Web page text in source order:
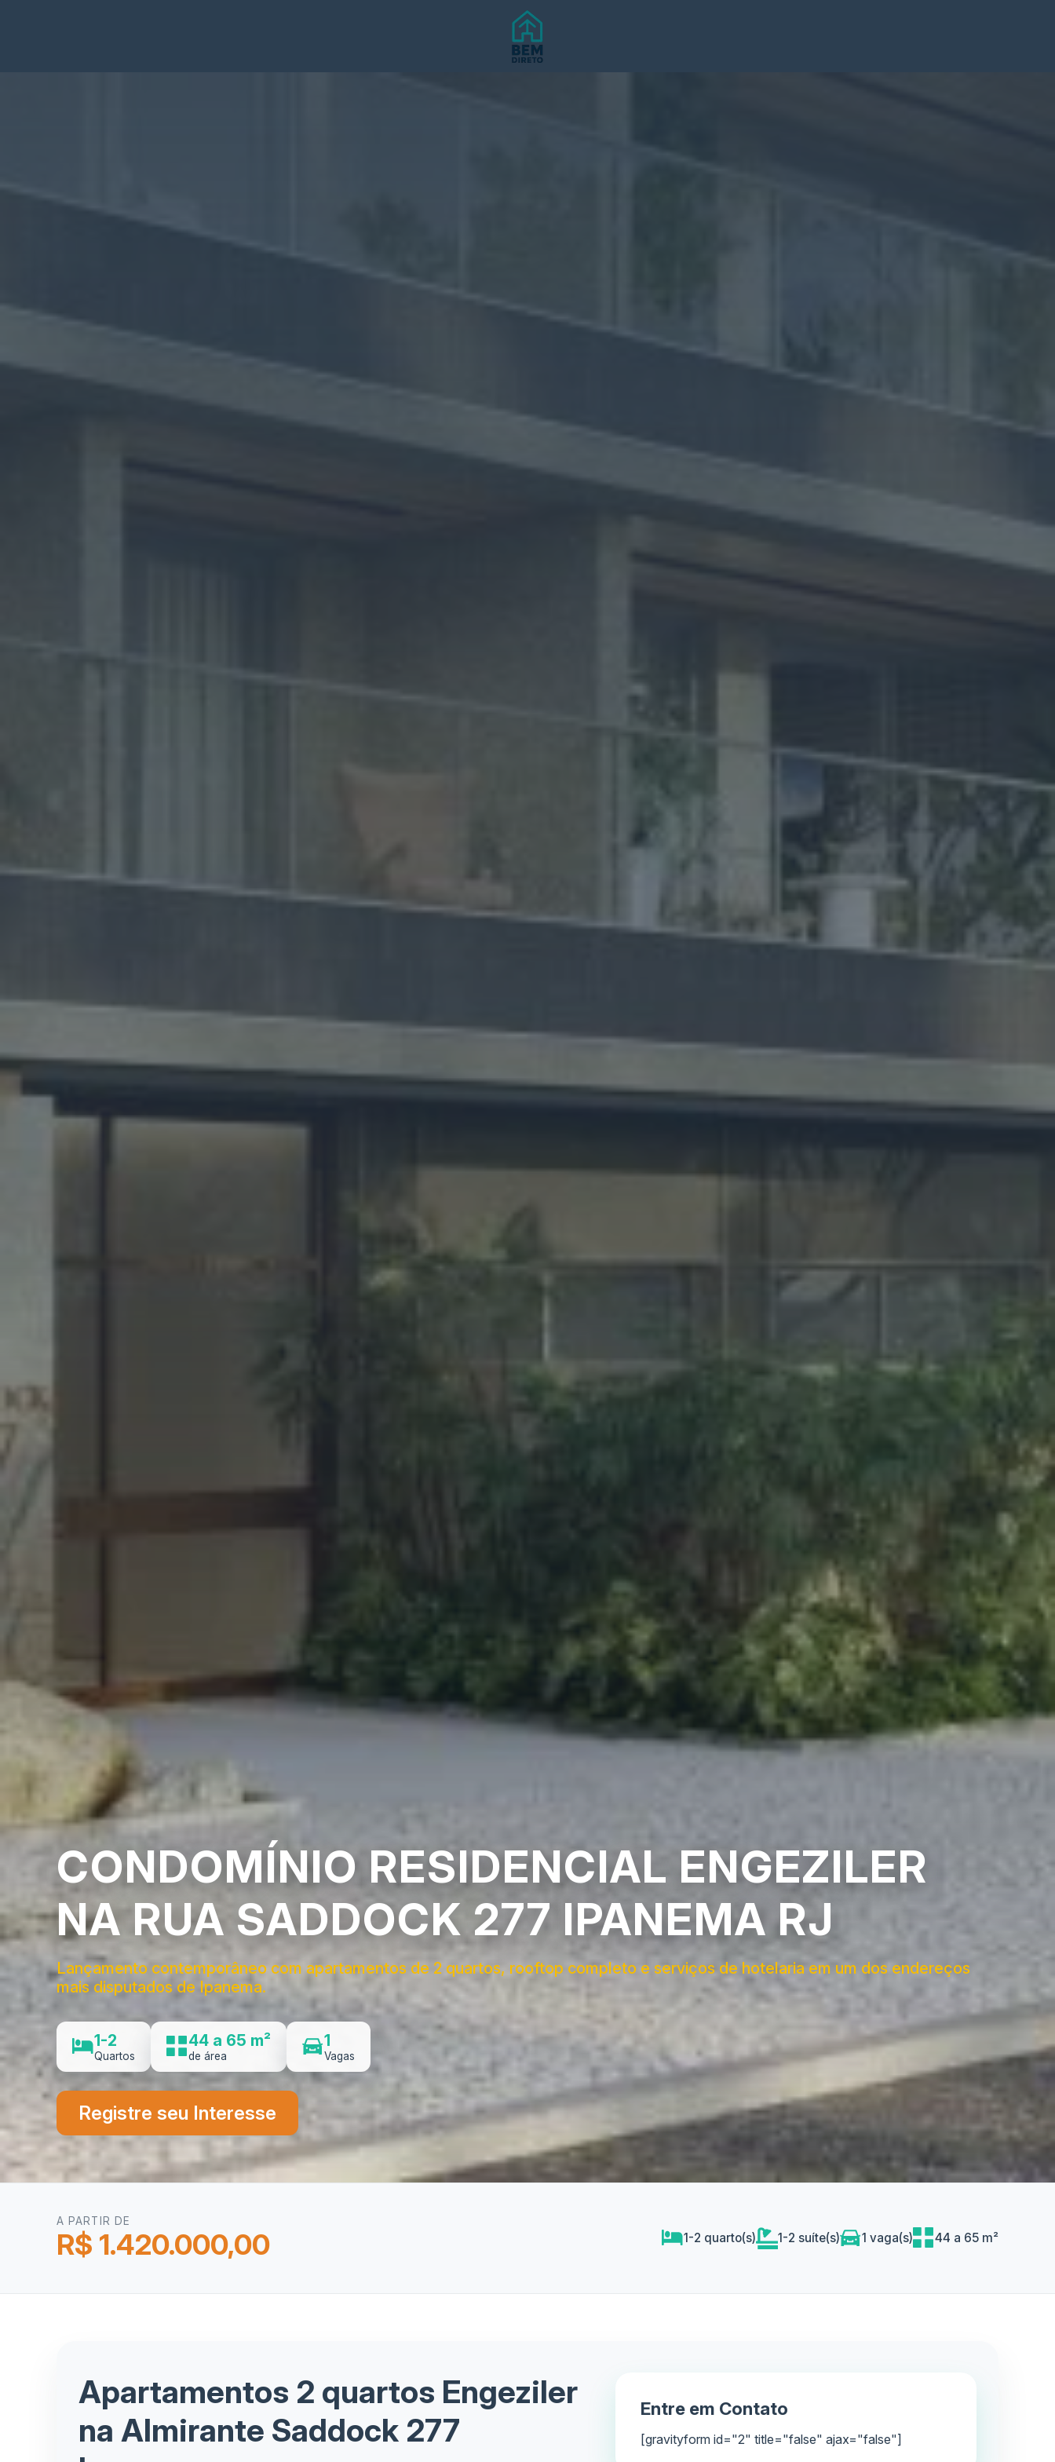
CONDOMÍNIO RESIDENCIAL ENGEZILER
NA RUA SADDOCK 277 IPANEMA RJ
Lançamento contemporâneo com apartamentos de 2 quartos, rooftop completo e serviços de hotelaria em um dos endereços
mais disputados de Ipanema.
1-2
Quartos
44 a 65 m²
de área
1
Vagas
Registre seu Interesse
A PARTIR DE
R$ 1.420.000,00 1-2 quarto(s) 1-2 suíte(s) 1 vaga(s) 44 a 65 m²
Apartamentos 2 quartos Engeziler
na Almirante Saddock 277
Entre em Contato
[gravityform id="2" title="false" ajax="false"]